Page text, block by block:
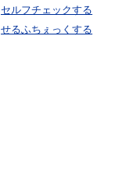
セルフチェックする
せるふちぇっくする